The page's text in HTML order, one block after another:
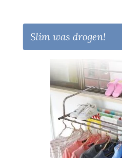
Slim was drogen!